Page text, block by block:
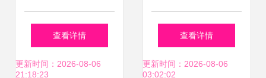
POP模版图片设计
指南
查看详情
更新时间：2026-08-06
21:18:23
河南 全球产业链重
塑下的新机遇
查看详情
更新时间：2026-08-06
03:02:02